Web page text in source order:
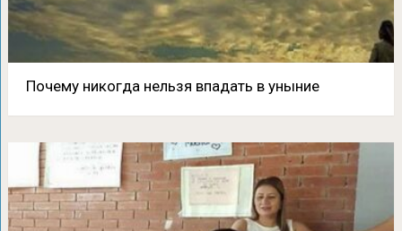
Почему никогда нельзя впадать в уныние